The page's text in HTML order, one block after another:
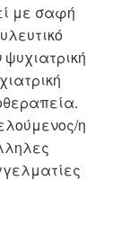
με σαφή
η